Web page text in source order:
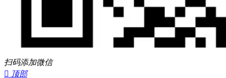
扫码添加微信
 顶部